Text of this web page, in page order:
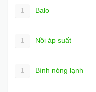
1 Balo
1 Nồi áp suất
1 Bình nóng lạnh